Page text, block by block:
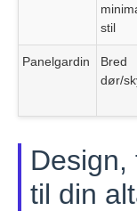
stil
Panelgardin
Bred
dør/
Design,
til din